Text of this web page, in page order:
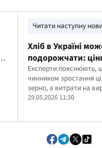
Читати наступну
Хліб в Україні
подорожчати:
уже до осені
Експерти пояснюють,
чинником зростання
зерно, а витрати на
які суттєво зросли під
29.05.2026 11:30